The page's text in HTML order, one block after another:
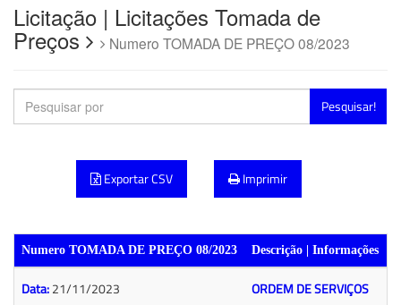
Licitação | Licitações Tomada de
Preços Numero TOMADA DE PREÇO 08/2023
Pesquisar!
Exportar CSV Imprimir
Numero TOMADA DE PREÇO 08/2023 Descrição | Informações
Data:21/11/2023
ORDEM DE SERVIÇOS